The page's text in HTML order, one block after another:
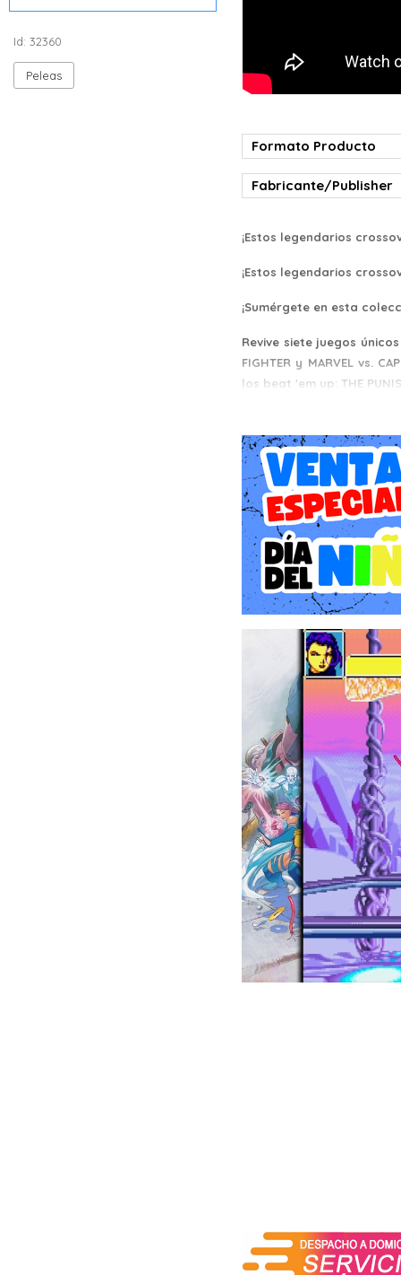
Id: 32360
Peleas
Formato Producto
Fabricante/Publisher
¡Estos legendarios
¡Estos legendarios
¡Sumérgete en esta
Revive siete juegos
FIGHTER y MARVEL vs.
los beat 'em up: THE
Sin importar si es su
de todos los niveles
- ¡Fluido juego en línea!
Compite en intensas
una sala con tus
espectadores de otros
Elijas lo que elijas, ¡el
Y en el modo Desafío
- ¿Es tu primera vez?
Esta colección incluye
niveles de dificultad
Además, los jugadores
juego desde donde lo
- ¡Más funciones!
Los jugadores pueden
usados en el desarrollo
¡La función Música
jugadores las disfruten
THE PUNISHER